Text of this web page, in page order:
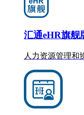
汇通eHR旗舰
人力资源管理和